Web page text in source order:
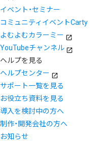
イベント・セミナー
コミュニティイベントCarty
よむよむカラーミー
YouTubeチャンネル
ヘルプを見る
ヘルプセンター
サポート一覧を見る
お役立ち資料を見る
導入を検討中の方へ
制作・開発会社の方へ
お知らせ